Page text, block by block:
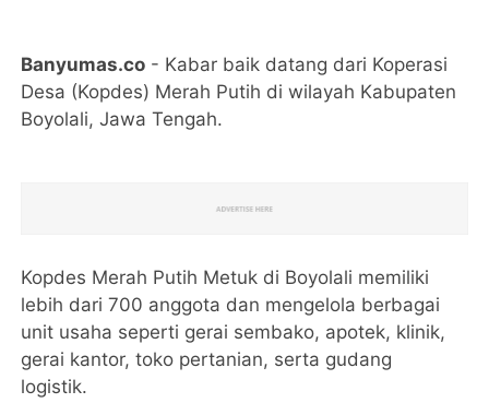
Banyumas.co - Kabar baik datang dari Koperasi
Desa (Kopdes) Merah Putih di wilayah Kabupaten
Boyolali, Jawa Tengah.
Kopdes Merah Putih Metuk di Boyolali memiliki
lebih dari 700 anggota dan mengelola berbagai
unit usaha seperti gerai sembako, apotek, klinik,
gerai kantor, toko pertanian, serta gudang
logistik.